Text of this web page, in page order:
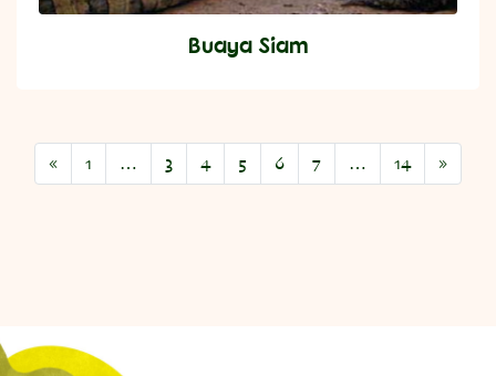
Buaya Siam
« 1 … 3 4 5 6 7 … 14 »